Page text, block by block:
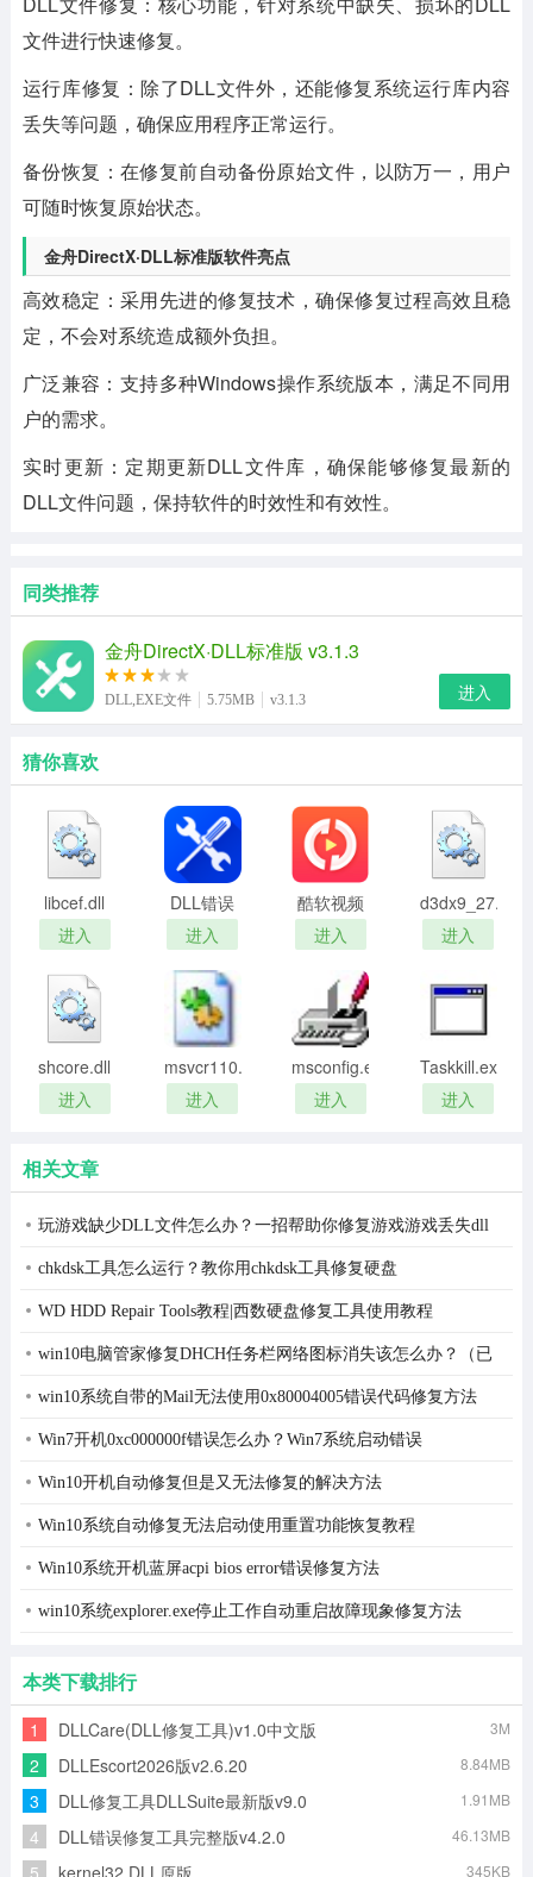
文件进行快速修复。
运行库修复：除了DLL文件外，还能修复系统运行库内容
丢失等问题，确保应用程序正常运行。
备份恢复：在修复前自动备份原始文件，以防万一，用户
可随时恢复原始状态。
金舟DirectX·DLL标准版软件亮点
高效稳定：采用先进的修复技术，确保修复过程高效且稳
定，不会对系统造成额外负担。
广泛兼容：支持多种Windows操作系统版本，满足不同用
户的需求。
实时更新：定期更新DLL文件库，确保能够修复最新的
DLL文件问题，保持软件的时效性和有效性。
同类推荐
金舟DirectX·DLL标准版 v3.1.3
DLL,EXE文件 5.75MB v3.1.3 进入
猜你喜欢
libcef.dll
进入
DLL错误
修复工具
完整版
进入
酷软视频
转换器免
费版
进入
d3dx9_27.dll
进入
shcore.dll
进入
msvcr110.dll
进入
msconfig.exe
打不开修
复工具
进入
Taskkill.exe
官方原版
进入
相关文章
玩游戏缺少DLL文件怎么办？一招帮助你修复游戏游戏丢失dll
问题
chkdsk工具怎么运行？教你用chkdsk工具修复硬盘
WD HDD Repair Tools教程|西数硬盘修复工具使用教程
win10电脑管家修复DHCH任务栏网络图标消失该怎么办？（已
解决）
win10系统自带的Mail无法使用0x80004005错误代码修复方法
Win7开机0xc000000f错误怎么办？Win7系统启动错误
0xc000000f修复方法
Win10开机自动修复但是又无法修复的解决方法
Win10系统自动修复无法启动使用重置功能恢复教程
Win10系统开机蓝屏acpi bios error错误修复方法
win10系统explorer.exe停止工作自动重启故障现象修复方法
本类下载排行
1 DLLCare(DLL修复工具)v1.0中文版 3M
2 DLLEscort2026版v2.6.20 8.84MB
3 DLL修复工具DLLSuite最新版v9.0 1.91MB
4 DLL错误修复工具完整版v4.2.0 46.13MB
345KB